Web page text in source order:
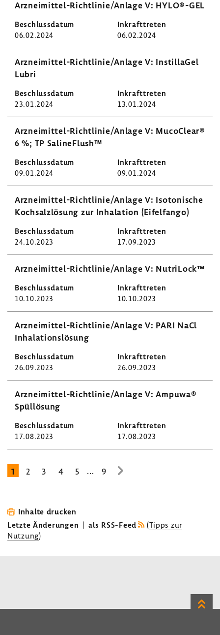
Arzneimittel-​Richtlinie/Anlage V: HYLO®-GEL
06.02.2024 06.02.2024
Arzneimittel-​Richtlinie/Anlage V: Instil­laGel
Lubri
23.01.2024 13.01.2024
Arzneimittel-​Richtlinie/Anlage V: MucoClear®
6 %; TP Saline­Flush™
09.01.2024 09.01.2024
Arzneimittel-​Richtlinie/Anlage V: Isoto­ni­sche
Koch­salz­lö­sung zur Inha­la­tion (Eifel­f­ango)
24.10.2023 17.09.2023
Arzneimittel-​Richtlinie/Anlage V: Nutri­Lock™
10.10.2023 10.10.2023
Arzneimittel-​Richtlinie/Anlage V: PARI NaCl
Inha­la­ti­ons­lö­sung
26.09.2023 26.09.2023
Arzneimittel-​Richtlinie/Anlage V: Ampuwa®
Spül­lö­sung
17.08.2023 17.08.2023
1 2 3 4 5 ... 9
zur
Inhalte drucken
Letzte Änderungen | als RSS-Feed (Tipps zur
Nutzung)
Zum